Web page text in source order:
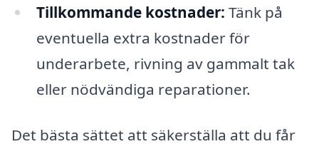
Tillkommande kostnader: Tänk på
eventuella extra kostnader för
underarbete, rivning av gammalt tak
eller nödvändiga reparationer.
Det bästa sättet att säkerställa att du får